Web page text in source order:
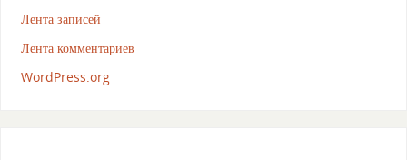
Лента записей
Лента комментариев
WordPress.org